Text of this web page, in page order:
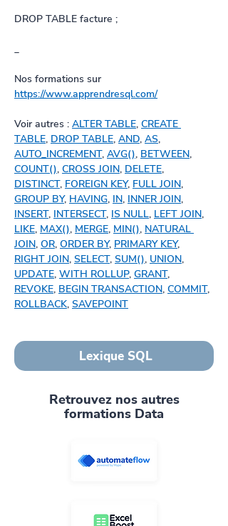
DROP TABLE facture ;
_
Nos formations sur
https://www.apprendresql.com/
Voir autres : ALTER TABLE, CREATE
TABLE, DROP TABLE, AND, AS,
AUTO_INCREMENT, AVG(), BETWEEN,
COUNT(), CROSS JOIN, DELETE,
DISTINCT, FOREIGN KEY, FULL JOIN,
GROUP BY, HAVING, IN, INNER JOIN,
INSERT, INTERSECT, IS NULL, LEFT JOIN,
LIKE, MAX(), MERGE, MIN(), NATURAL
JOIN, OR, ORDER BY, PRIMARY KEY,
RIGHT JOIN, SELECT, SUM(), UNION,
UPDATE, WITH ROLLUP, GRANT,
REVOKE, BEGIN TRANSACTION, COMMIT,
ROLLBACK, SAVEPOINT
Lexique SQL
Retrouvez nos autres
formations Data